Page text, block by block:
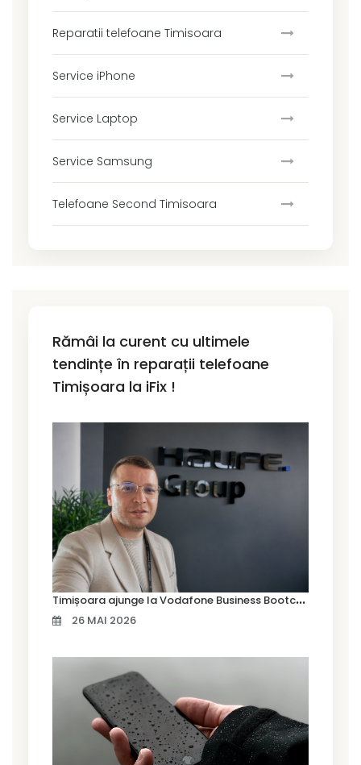
Reparatii telefoane Timisoara
Service iPhone
Service Laptop
Service Samsung
Telefoane Second Timisoara
Rămâi la curent cu ultimele
tendințe în reparații telefoane
Timișoara la iFix !
T
imișoara ajunge la Vodafone Business Bootcamp prin Marius Cermian de la Armour România
26 MAI 2026